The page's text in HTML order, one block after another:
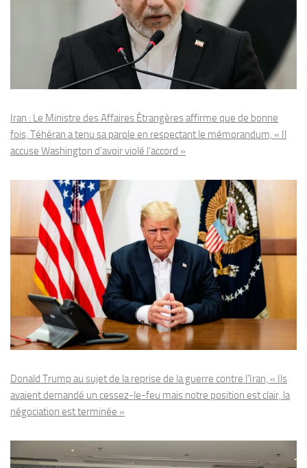
Iran : Le Ministre des Affaires Étrangères affirme que de bonne
fois, Téhéran a tenu sa parole en respectant le mémorandum, « Il
accuse Washington d’avoir violé l’accord »
Donald Trump au sujet de la reprise de la guerre contre l’Iran, « Ils
avaient demandé un cessez-le-feu mais notre position est clair, la
négociation est terminée »